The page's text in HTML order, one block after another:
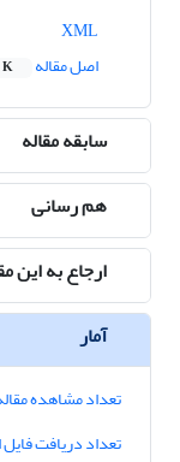
اصل مقاله
K
سابقه مقاله
هم رسانی
ارجاع به این
آمار
تعداد مشاهده
تعداد دریافت